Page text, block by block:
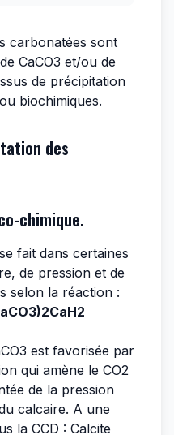
carbonatées sont
CaCO3 et/ou de
de précipitation
biochimiques.
des
chimique.
fait dans certaines
de pression et de
selon la réaction :
est favorisée par
qui amène le CO2
de la pression
calcaire. A une
la CCD : Calcite